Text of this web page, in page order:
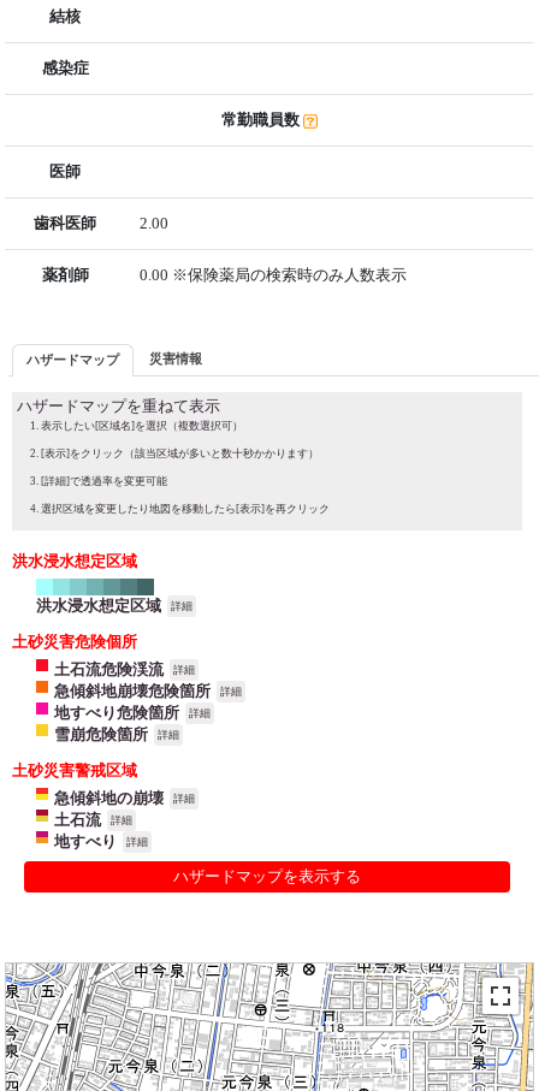
結核
感染症
常勤職員数
医師
歯科医師 2.00
薬剤師 0.00 ※保険薬局の検索時のみ人数表示
ハザードマップ 災害情報
ハザードマップを重ねて表示
表示したい[区域名]を選択（複数選択可）
[表示]をクリック（該当区域が多いと数十秒かかります）
[詳細]で透過率を変更可能
選択区域を変更したり地図を移動したら[表示]を再クリック
洪水浸水想定区域
洪水浸水想定区域 詳細
土砂災害危険個所
土石流危険渓流
詳細
急傾斜地崩壊危険箇所 詳細
地すべり危険箇所 詳細
雪崩危険箇所 詳細
土砂災害警戒区域
急傾斜地の崩壊
詳細
土石流 詳細
地すべり 詳細
ハザードマップを表示する